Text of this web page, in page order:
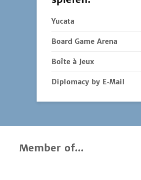
Yucata
Board Game Arena
Boîte à Jeux
Diplomacy by E‑Mail
Member of...